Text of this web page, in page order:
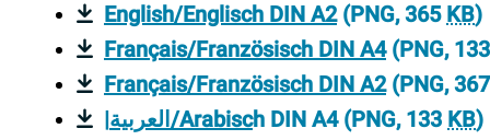
English/Englisch DIN A2(PNG, 365 KB)
Français/Französisch DIN A4(PNG,
Français/Französisch DIN A2(PNG,
|العربية/Arabisch DIN A4(PNG, 133 KB)